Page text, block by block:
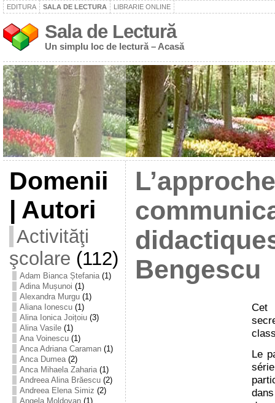
EDITURA SALA DE LECTURA LIBRARIE ONLINE
Sala de Lectură
Un simplu loc de lectură – Acasă
Domenii
| Autori
Activităţi
şcolare (112)
Adam Bianca Ștefania(1)
Adina Mușunoi (1)
Alexandra Murgu(1)
Aliana Ionescu(1)
Alina Ionica Joițoiu(3)
Alina Vasile(1)
Ana Voinescu(1)
Anca Adriana Caraman(1)
Anca Dumea(2)
Anca Mihaela Zaharia(1)
Andreea Alina Brăescu(2)
Andreea Elena Simiz (2)
Angela Moldovan(1)
L’approche
Bengescu
Cet
Le